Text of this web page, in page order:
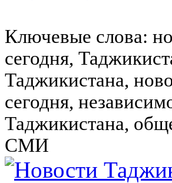
Ключевые слова:
сегодня,
Таджикистана,
сегодня,
Таджикистана,
СМИ